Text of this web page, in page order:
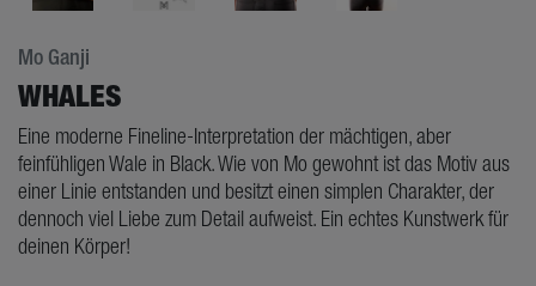
Mo Ganji
WHALES
Eine moderne Fineline-Interpretation der mächtigen, aber
feinfühligen Wale in Black. Wie von Mo gewohnt ist das Motiv aus
einer Linie entstanden und besitzt einen simplen Charakter, der
dennoch viel Liebe zum Detail aufweist. Ein echtes Kunstwerk für
deinen Körper!